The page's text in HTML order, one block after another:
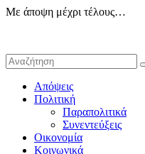
Με άποψη μέχρι τέλους…
Απόψεις
Πολιτική
Παραπολιτικά
Συνεντεύξεις
Οικονομία
Κοινωνικά